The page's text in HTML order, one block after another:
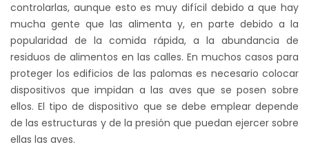
controlarlas, aunque esto es muy difícil debido a que hay
mucha gente que las alimenta y, en parte debido a la
popularidad de la comida rápida, a la abundancia de
residuos de alimentos en las calles. En muchos casos para
proteger los edificios de las palomas es necesario colocar
dispositivos que impidan a las aves que se posen sobre
ellos. El tipo de dispositivo que se debe emplear depende
de las estructuras y de la presión que puedan ejercer sobre
ellas las aves.